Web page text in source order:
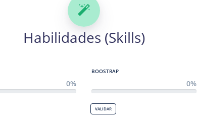
Habilidades (Skills)
0%
BOOSTRAP
0%
VALIDAR